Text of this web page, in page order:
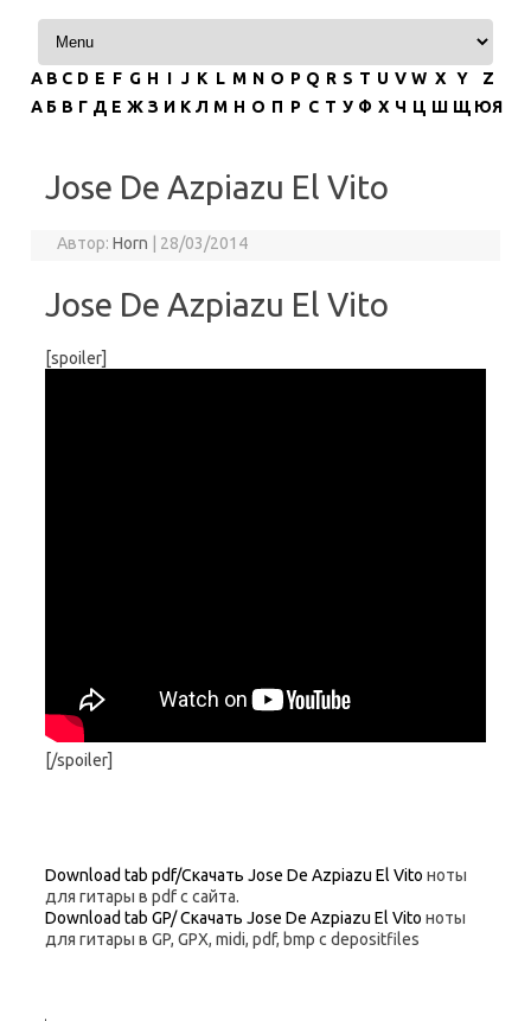
Перейти к содержимому
A B C D E F G H I J K L M N O P Q R S T U V W X Y
Z
А Б В Г Д Е Ж З И К Л М Н О П Р С Т У Ф Х Ч Ц Ш Щ ЮЯ
Jose De Azpiazu El Vito
Автор:Horn 28/03/2014
Jose De Azpiazu El Vito
[spoiler]
[/spoiler]
Download tab pdf/Скачать Jose De Azpiazu El Vito ноты
для гитары в pdf с сайта.
Download tab GP/ Скачать Jose De Azpiazu El Vito ноты
для гитары в GP, GPX, midi, pdf, bmp c depositfiles